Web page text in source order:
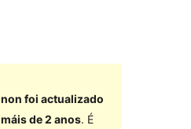
non foi actualizado
de 2 anos. É